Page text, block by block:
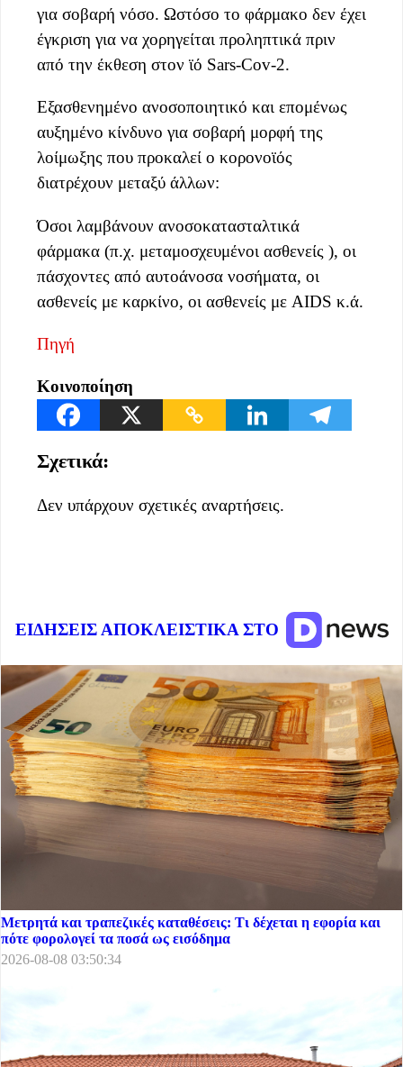
για σοβαρή νόσο. Ωστόσο το φάρμακο δεν έχει
έγκριση για να χορηγείται προληπτικά πριν
από την έκθεση στον ϊό Sars-Cov-2.
Εξασθενημένο ανοσοποιητικό και επομένως
αυξημένο κίνδυνο για σοβαρή μορφή της
λοίμωξης που προκαλεί ο κορονοϊός
διατρέχουν μεταξύ άλλων:
Όσοι λαμβάνουν ανοσοκατασταλτικά
φάρμακα (π.χ. μεταμοσχευμένοι ασθενείς ), οι
πάσχοντες από αυτοάνοσα νοσήματα, οι
ασθενείς με καρκίνο, οι ασθενείς με AIDS κ.ά.
Πηγή
Κοινοποίηση
Σχετικά:
Δεν υπάρχουν σχετικές αναρτήσεις.
ΕΙΔΗΣΕΙΣ ΑΠΟΚΛΕΙΣΤΙΚΑ ΣΤΟ
Μετρητά και τραπεζικές καταθέσεις: Τι δέχεται η εφορία και
πότε φορολογεί τα ποσά ως εισόδημα
2026-08-08 03:50:34